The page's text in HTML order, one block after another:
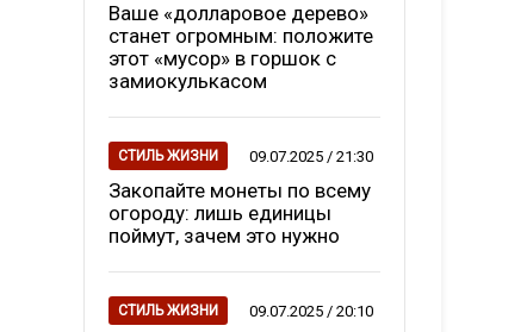
Ваше «долларовое дерево»
станет огромным: положите
этот «мусор» в горшок с
замиокулькасом
СТИЛЬ ЖИЗНИ 09.07.2025 / 21:30
Закопайте монеты по всему
огороду: лишь единицы
поймут, зачем это нужно
СТИЛЬ ЖИЗНИ 09.07.2025 / 20:10